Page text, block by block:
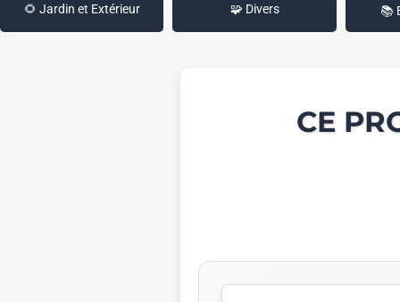
🌻 Jardin et Extérieur 🧩 Divers 📚
CE